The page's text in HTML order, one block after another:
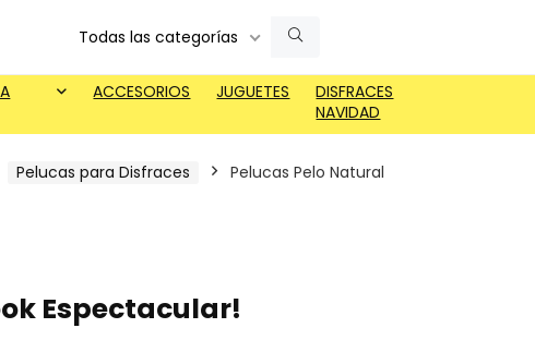
Todas las categorías
ACCESORIOS JUGUETES
DISFRACES
NAVIDAD
Pelucas para Disfraces Pelucas Pelo Natural
Espectacular!